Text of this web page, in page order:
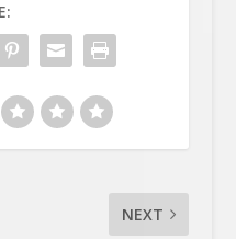
NEXT